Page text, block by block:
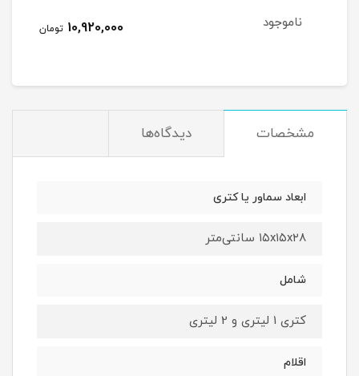
ناموجود 10,920,000 تومان
مشخصات دیدگاه‌ها
ابعاد سماور یا کتری
۱۵x۱۵x۲۸ سانتی‌متر
شامل
کتری 1 لیتری و 2 لیتری
اقلام